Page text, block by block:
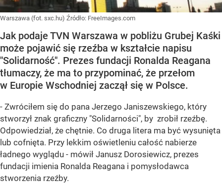
Warszawa (fot. sxc.hu) Źródło: FreeImages.com
Jak podaje TVN Warszawa w pobliżu Grubej Kaśki
może pojawić się rzeźba w kształcie napisu
"Solidarność". Prezes fundacji Ronalda Reagana
tłumaczy, że ma to przypominać, że przełom
w Europie Wschodniej zaczął się w Polsce.
- Zwróciłem się do pana Jerzego Janiszewskiego, który
stworzył znak graficzny "Solidarności", by zrobił rzeźbę.
Odpowiedział, że chętnie. Co druga litera ma być wysunięta
lub cofnięta. Przy lekkim oświetleniu całość nabierze
ładnego wyglądu - mówił Janusz Dorosiewicz, prezes
fundacji imienia Ronalda Reagana i pomysłodawca
stworzenia rzeźby.